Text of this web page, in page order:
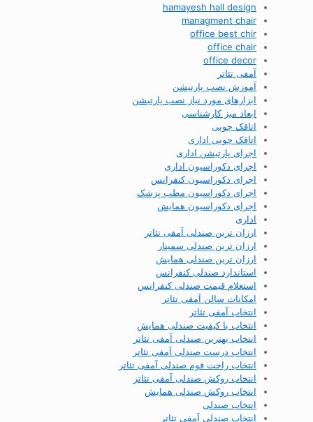
hamayesh hall design
managment chair
office best chir
office chair
office decor
آمفی تئاتر
آموزش نصب پارتیشن
ابزارهای مورد نیاز نصب پارتیشن
ابعاد میز کارشناسی
اتاقک چوبی
اتاقک چوبی اداری
اجرای پارتیشن اداری
اجرای دکوراسیون اداری
اجرای دکوراسیون کنفرانس
اجرای دکوراسیون مطب پزشک
اجرای دکوراسیون همایش
اداری
ارزان ترین صندلی آمفی تئاتر
ارزان ترین صندلی سمینار
ارزان ترین صندلی همایش
استاندارد صندلی کنفرانس
استعلام قیمت صندلی کنفرانس
امکانات سالن آمفی تئاتر
انتخاب آمفی تئاتر
انتخاب با کیفیت صندلی همایش
انتخاب بهترین صندلی آمفی تئاتر
انتخاب درست صندلی آمفی تئاتر
انتخاب راحت فوم صندلی آمفی تئاتر
انتخاب روکش صندلی آمفی تئاتر
انتخاب روکش صندلی همایش
انتخاب صندلی
انتخاب صندلی آمفی تئاتر